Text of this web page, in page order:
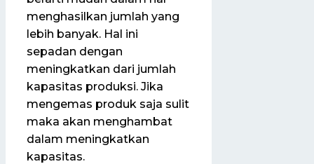
menghasilkan jumlah yang
lebih banyak. Hal ini
sepadan dengan
meningkatkan dari jumlah
kapasitas produksi. Jika
mengemas produk saja sulit
maka akan menghambat
dalam meningkatkan
kapasitas.